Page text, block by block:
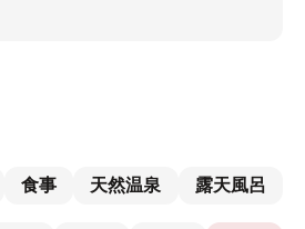
食事 天然温泉 露天風呂